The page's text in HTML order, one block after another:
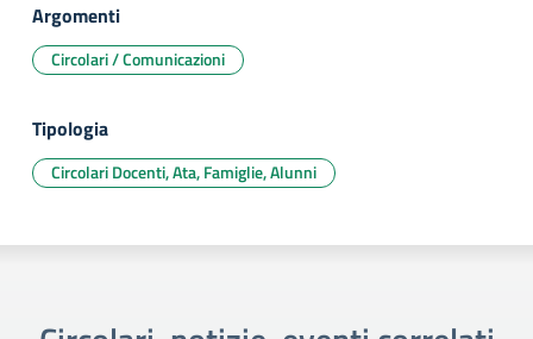
Argomenti
Circolari / Comunicazioni
Tipologia
Circolari Docenti, Ata, Famiglie, Alunni